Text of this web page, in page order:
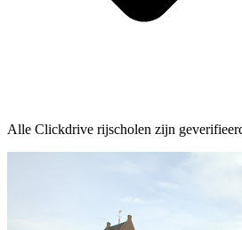
Alle Clickdrive rijscholen zijn